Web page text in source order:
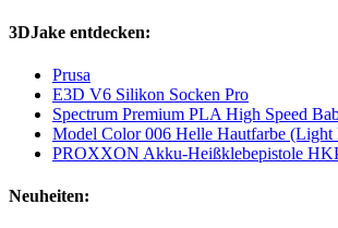
3DJake entdecken:
Prusa
E3D V6 Silikon Socken Pro
Spectrum Premium PLA High Speed
Model Color 006 Helle Hautfarbe (Light
PROXXON Akku-Heißklebepistole
Neuheiten: